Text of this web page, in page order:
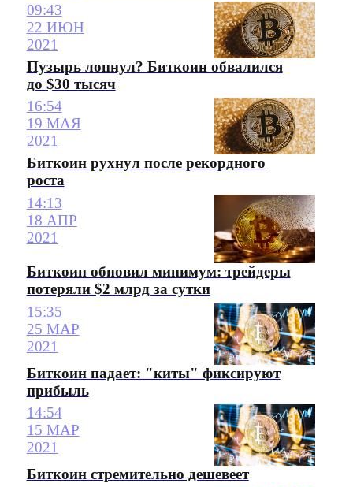
09:43
22 ИЮН
2021
Пузырь лопнул? Биткоин обвалился
до $30 тысяч
16:54
19 МАЯ
2021
Биткоин рухнул после рекордного
роста
14:13
18 АПР
2021
Биткоин обновил минимум: трейдеры
потеряли $2 млрд за сутки
15:35
25 МАР
2021
Биткоин падает: "киты" фиксируют
прибыль
14:54
15 МАР
2021
Биткоин стремительно дешевеет